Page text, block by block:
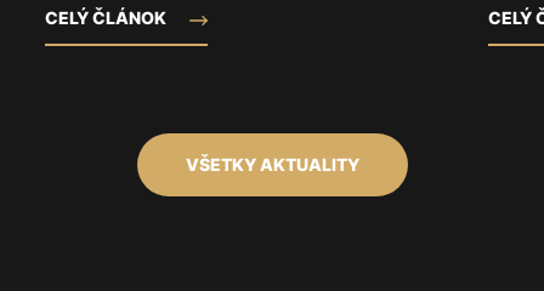
CELÝ ČLÁNOK CELÝ
VŠETKY AKTUALITY